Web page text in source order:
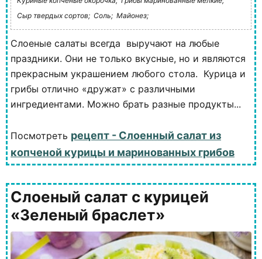
Сыр твердых сортов; Соль; Майонез;
Слоеные салаты всегда выручают на любые
праздники. Они не только вкусные, но и являются
прекрасным украшением любого стола. Курица и
грибы отлично «дружат» с различными
ингредиентами. Можно брать разные продукты...
Посмотреть рецепт - Слоенный салат из
копченой курицы и маринованных грибов
Слоеный салат с курицей
«Зеленый браслет»